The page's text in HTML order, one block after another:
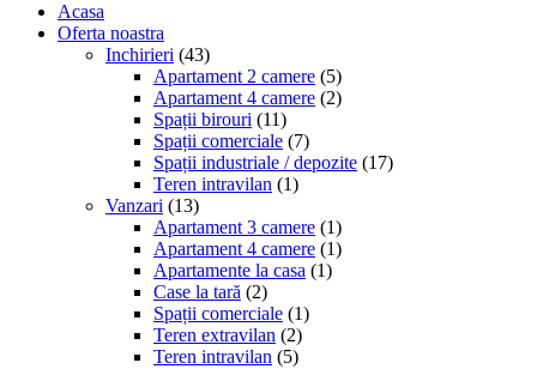
Acasa
Oferta noastra
Inchirieri (43)
Apartament 2 camere (5)
Apartament 4 camere (2)
Spații birouri (11)
Spații comerciale (7)
Spații industriale / depozite (17)
Teren intravilan (1)
Vanzari (13)
Apartament 3 camere (1)
Apartament 4 camere (1)
Apartamente la casa (1)
Case la tară (2)
Spații comerciale (1)
Teren extravilan (2)
Teren intravilan (5)